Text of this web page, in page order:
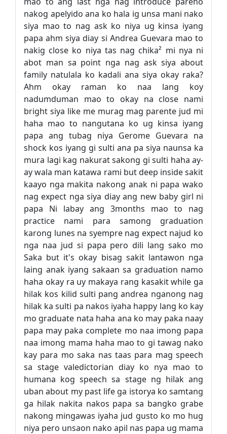
nakog apelyido ana ko hala ig unsa mani nako
siya mao to nag ask ko niya ug kinsa iyang
papa ahm siya diay si Andrea Guevara mao to
nakig close ko niya tas nag chika² mi nya ni
abot man sa point nga nag ask siya about
family natulala ko kadali ana siya okay raka?
Ahm okay raman ko naa lang koy
nadumduman mao to okay na close nami
bright siya like me murag mag parente jud mi
haha mao to nangutana ko ug kinsa iyang
papa ang tubag niya Gerome Guevara na
shock kos iyang gi sulti ana pa siya naunsa ka
mura lagi kag nakurat sakong gi sulti haha ay-
ay wala man katawa rami but deep inside sakit
kaayo nga makita nakong anak ni papa wako
nag expect nga siya diay ang new baby girl ni
papa Ni labay ang 3months mao to nag
practice nami para samong graduation
karong lunes na syempre nag expect najud ko
nga naa jud si papa pero dili lang sako mo
Saka but it's okay bisag sakit lantawon nga
laing anak iyang sakaan sa graduation namo
haha okay ra uy makaya rang kasakit while ga
hilak kos kilid sulti pang andrea nganong nag
hilak ka sulti pa nakos iyaha happy lang ko kay
mo graduate nata haha ana ko may paka naay
papa may paka complete mo naa imong papa
naa imong mama haha mao to gi tawag nako
kay para mo saka nas taas para mag speech
sa stage valedictorian diay ko nya mao to
humana kog speech sa stage ng hilak ang
uban about my past life ga istorya ko samtang
ga hilak nakita nakos papa sa bangko grabe
nakong mingawas iyaha jud gusto ko mo hug
niya pero unsaon nako apil nas papa ug mama